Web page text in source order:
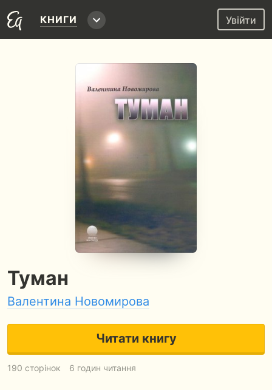
КНИГИ Увійти
Туман
Валентина Новомирова
Читати книгу
190 сторінок 6 годин читання